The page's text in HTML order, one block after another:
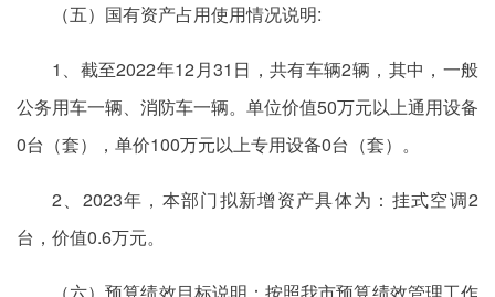
（五）国有资产占用使用情况说明:
1、截至2022年12月31日，共有车辆2辆，其中，一般
公务用车一辆、消防车一辆。单位价值50万元以上通用设备
0台（套），单价100万元以上专用设备0台（套）。
2、2023年，本部门拟新增资产具体为：挂式空调2
台，价值0.6万元。